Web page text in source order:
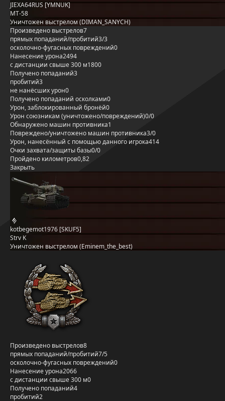
JIEXA64RUS [YMNUK]
MT-58
Уничтожен выстрелом (DIMAN_SANYCH)
Произведено выстрелов7
прямых попаданий/пробитий3/3
осколочно-фугасных повреждений0
Нанесение урона2494
с дистанции свыше 300 м1800
Получено попаданий3
пробитий3
не нанёсших урон0
Получено попаданий осколками0
Урон, заблокированный бронёй0
Урон союзникам (уничтожено/повреждений)0/0
Обнаружено машин противника1
Повреждено/уничтожено машин противника3/0
Урон, нанесённый с помощью данного игрока414
Очки захвата/защиты базы0/0
Пройдено километров0,82
Закрыть
kotbegemot1976 [SKUF5]
Strv K
Уничтожен выстрелом (Eminem_the_best)
Произведено выстрелов8
прямых попаданий/пробитий7/5
осколочно-фугасных повреждений0
Нанесение урона2066
с дистанции свыше 300 м0
Получено попаданий4
пробитий2